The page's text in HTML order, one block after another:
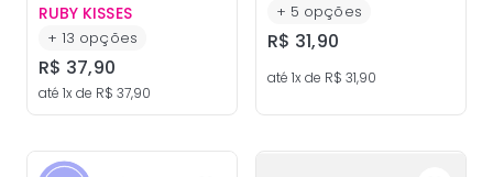
RUBY KISSES
+13 opções
R$ 37,90
até 1x de R$ 37,90
+ 5 opções
R$ 31,90
até 1x de R$ 31,90